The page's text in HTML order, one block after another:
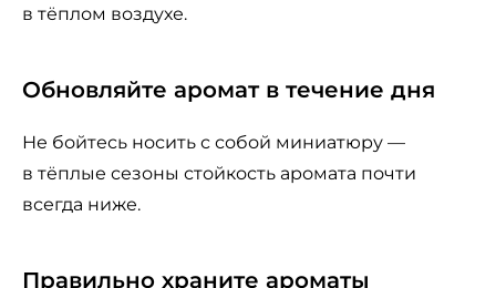
в тёплом воздухе.
Обновляйте аромат в течение дня
Не бойтесь носить с собой миниатюру —
в тёплые сезоны стойкость аромата почти
всегда ниже.
Правильно храните ароматы